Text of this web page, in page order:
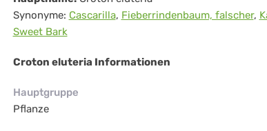
Synonyme: Cascarilla, Fieberrindenbaum, falscher,
Sweet Bark
Croton eluteria Informationen
Hauptgruppe
Pflanze